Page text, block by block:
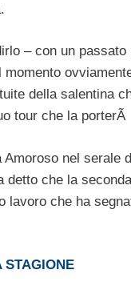
– con un
momento
della salentina
tour che la
nel
che la
lavoro che ha
STAGIONE